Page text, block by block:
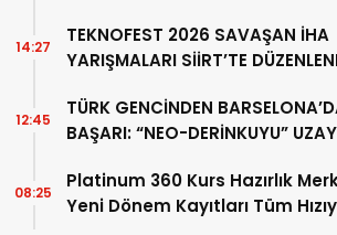
TEKNOFEST 2026 SAVAŞAN İHA
YARIŞMALARI SİİRT’TE
14:27
TÜRK GENCİNDEN
BAŞARI: “NEO-DERİNKUYU” UZAY
12:45
Platinum 360 Kurs Hazırlık
Yeni Dönem Kayıtları Tüm
08:25